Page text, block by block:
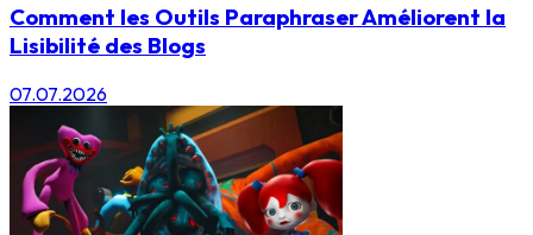
Comment les Outils Paraphraser Améliorent la
Lisibilité des Blogs
07.07.2026